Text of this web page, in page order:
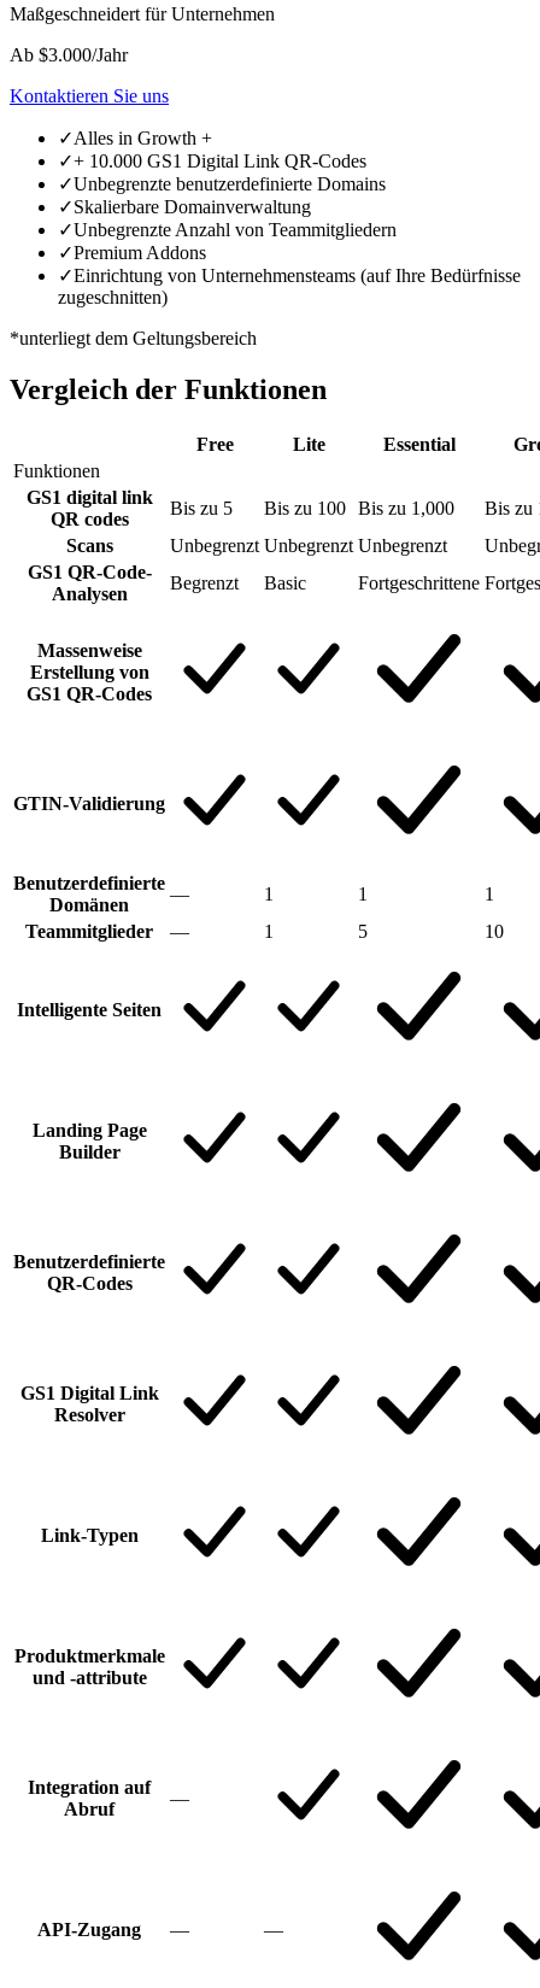
Maßgeschneidert für Unternehmen
Ab $3.000/Jahr
Kontaktieren Sie uns
✓Alles in Growth +
✓+ 10.000 GS1 Digital Link QR-Codes
✓Unbegrenzte benutzerdefinierte Domains
✓Skalierbare Domainverwaltung
✓Unbegrenzte Anzahl von Teammitgliedern
✓Premium Addons
✓Einrichtung von Unternehmensteams (auf Ihre Bedürfnisse
zugeschnitten)
*unterliegt dem Geltungsbereich
Vergleich der Funktionen
Free Lite Essential
Funktionen
GS1 digital link
QR codes
Bis zu 5 Bis zu 100 Bis zu 1,000
Bis zu
Scans
Unbegrenzt Unbegrenzt Unbegrenzt
GS1 QR-Code-
Analysen
Begrenzt Basic Fortgeschrittene
Massenweise
Erstellung von
GS1 QR-Codes
GTIN-Validierung
Benutzerdefinierte
Domänen
— 1 1
1
Teammitglieder
— 1 5 10
Intelligente Seiten
Landing Page
Builder
Benutzerdefinierte
QR-Codes
GS1 Digital Link
Resolver
Link-Typen
Produktmerkmale
und -attribute
Integration auf
Abruf
—
API-Zugang — —